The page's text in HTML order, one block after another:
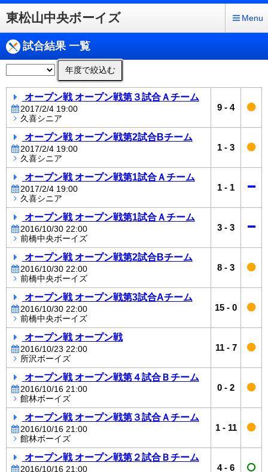
東松山中央ボーイズ Menu
試合結果 一覧
年度で絞込む
オープン戦 オープン戦第３試合Ａチーム
2017/2/4 19:00
久喜シニア
9 - 4
オープン戦 オープン戦第2試合Bチーム
2017/2/4 19:00
久喜シニア
1 - 3
オープン戦 オープン戦第1試合Ａチーム
2017/2/4 19:00
久喜シニア
1 - 1
オープン戦 オープン戦第1試合Ａチーム
2016/10/30 22:00
前橋中央ボーイズ
3 - 3
オープン戦 オープン戦第2試合Bチーム
2016/10/30 22:00
前橋中央ボーイズ
8 - 3
オープン戦 オープン戦第3試合Aチーム
2016/10/30 22:00
前橋中央ボーイズ
15 - 0
オープン戦 オープン戦
2016/10/23 22:00
所沢ボーイズ
11- 7
オープン戦 オープン戦第４試合Ｂチーム
2016/10/16 21:00
館林ボーイズ
0 - 2
オープン戦 オープン戦第３試合Ａチーム
2016/10/16 21:00
館林ボーイズ
1- 11
オープン戦 オープン戦第２試合Ｂチーム
2016/10/16 21:00
4- 6